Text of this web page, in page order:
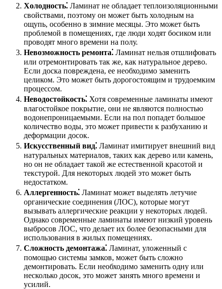
Холодность⁚ Ламинат не обладает теплоизоляционными
свойствами, поэтому он может быть холодным на
ощупь, особенно в зимние месяцы. Это может быть
проблемой в помещениях, где люди ходят босиком или
проводят много времени на полу.
Невозможность ремонта⁚ Ламинат нельзя отшлифовать
или отремонтировать так же, как натуральное дерево.
Если доска повреждена, ее необходимо заменить
целиком. Это может быть дорогостоящим и трудоемким
процессом.
Неводостойкость⁚ Хотя современные ламинаты имеют
влагостойкое покрытие, они не являются полностью
водонепроницаемыми. Если на пол попадет большое
количество воды, это может привести к разбуханию и
деформации досок.
Искусственный вид⁚ Ламинат имитирует внешний вид
натуральных материалов, таких как дерево или камень,
но он не обладает такой же естественной красотой и
текстурой. Для некоторых людей это может быть
недостатком.
Аллергенность⁚ Ламинат может выделять летучие
органические соединения (ЛОС), которые могут
вызывать аллергические реакции у некоторых людей.
Однако современные ламинаты имеют низкий уровень
выбросов ЛОС, что делает их более безопасными для
использования в жилых помещениях.
Сложность демонтажа⁚ Ламинат, уложенный с
помощью системы замков, может быть сложно
демонтировать. Если необходимо заменить одну или
несколько досок, это может занять много времени и
усилий.